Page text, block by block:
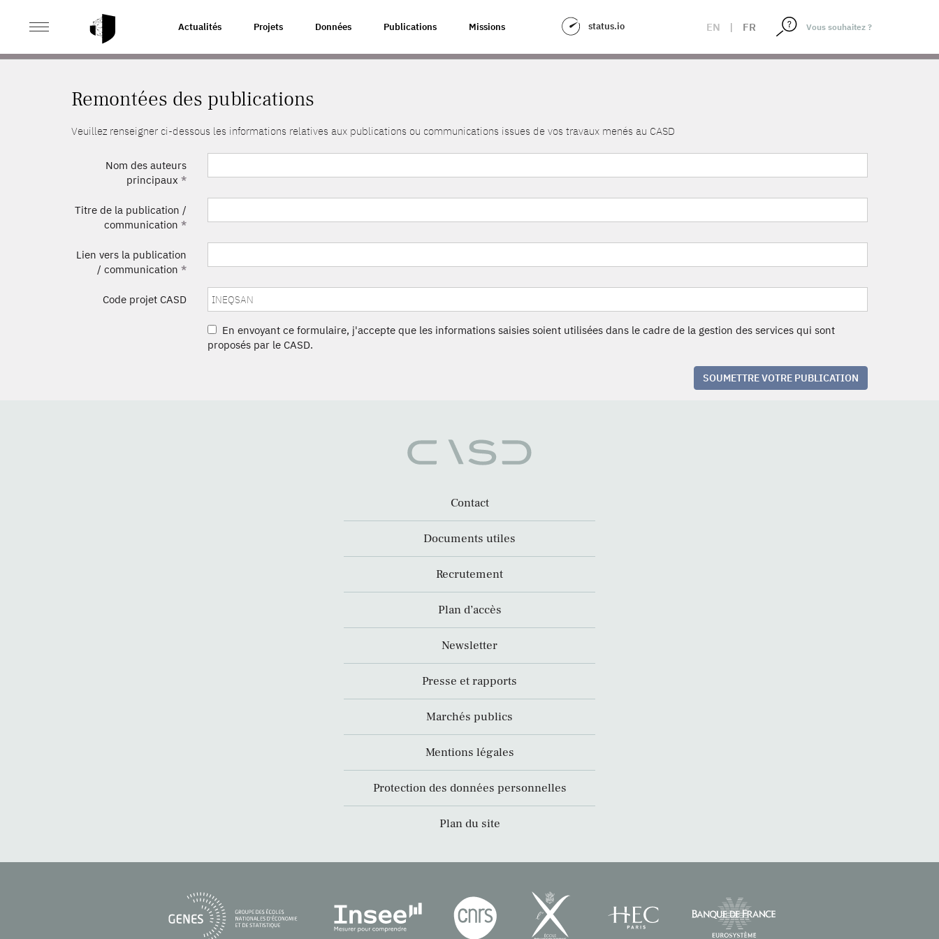
Actualités Projets Données Publications Missions status.io EN | FR
ACCUEIL REMONTÉES DES PUBLICATIONS
Remontées des publications
Veuillez renseigner ci-dessous les informations relatives aux publications ou communications issues de vos travaux menés au CASD
Nom des auteurs
principaux *
Titre de la publication /
communication *
Lien vers la publication
/ communication *
Code projet CASD
En envoyant ce formulaire, j'accepte que les informations saisies soient utilisées dans le cadre de la gestion des services qui sont
proposés par le CASD.
SOUMETTRE VOTRE PUBLICATION
Contact
Documents utiles
Recrutement
Plan d’accès
Newsletter
Presse et rapports
Marchés publics
Mentions légales
Protection des données personnelles
Plan du site